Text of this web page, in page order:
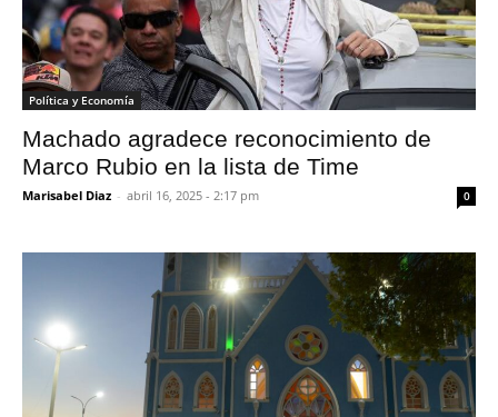
Política y Economía
Machado agradece reconocimiento de
Marco Rubio en la lista de Time
Marisabel Diaz - abril 16, 2025 - 2:17 pm 0